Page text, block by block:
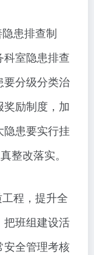
患排查制
室隐患排查
要分级分类治
励制度，加
患要实行挂
整改落实。
程，提升全
把班组建设活
安全管理考核